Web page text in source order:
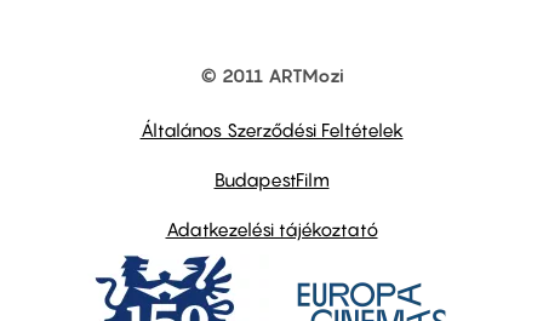
© 2011 ARTMozi
Általános Szerződési Feltételek
BudapestFilm
Adatkezelési tájékoztató